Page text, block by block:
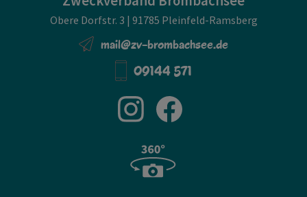
Obere Dorfstr. 3 | 91785 Pleinfeld-Ramsberg
mail@zv-brombachsee.de
09144 571